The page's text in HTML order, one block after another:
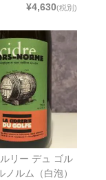
¥4,630(税別)
リー デュ ゴル
ノルム（白泡）